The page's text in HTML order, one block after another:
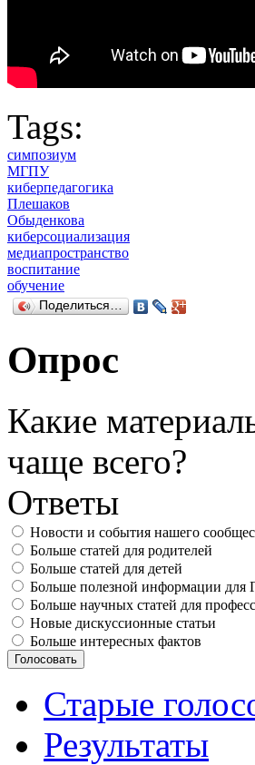
Tags:
симпозиум
МГПУ
киберпедагогика
Плешаков
Обыденкова
киберсоциализация
медиапространство
воспитание
обучение
Поделиться…
Опрос
Какие
чаще всего?
Ответы
Новости и события нашего
Больше статей для родителей
Больше статей для детей
Больше полезной информации для
Больше научных статей для
Новые дискуссионные статьи
Больше интересных фактов
Старые
Результаты